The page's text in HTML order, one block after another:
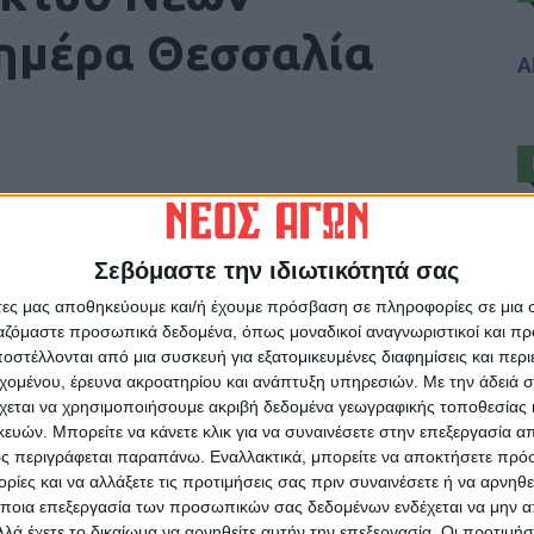
Σεβόμαστε την ιδιωτικότητά σας
μας αποθηκεύουμε και/ή έχουμε πρόσβαση σε πληροφορίες σε
προσωπικά δεδομένα, όπως μοναδικοί αναγνωριστικοί και
από μια συσκευή για εξατομικευμένες διαφημίσεις και
έρευνα ακροατηρίου και ανάπτυξη υπηρεσιών. Με την άδειά
να χρησιμοποιήσουμε ακριβή δεδομένα γεωγραφικής τοποθεσίας
Μπορείτε να κάνετε κλικ για να συναινέσετε στην επεξεργασία
περιγράφεται παραπάνω. Εναλλακτικά, μπορείτε να αποκτήσετε
και να αλλάξετε τις προτιμήσεις σας πριν συναινέσετε ή να
επεξεργασία των προσωπικών σας δεδομένων ενδέχεται να μην
Θεσσαλία
ΝΕΟΣ ΑΓΩΝ στο Google News!
της Καρδίτσας και ευρύτερα της Θεσσαλίας
ΕΠΟΜΕΝΟ ΑΡΘΡΟ
Καπραβέλος - κορονοϊός: Είμαι σίγουρος ότι
έρχεται τρίτο κύμα - Θα θρηνήσουμε πολλά